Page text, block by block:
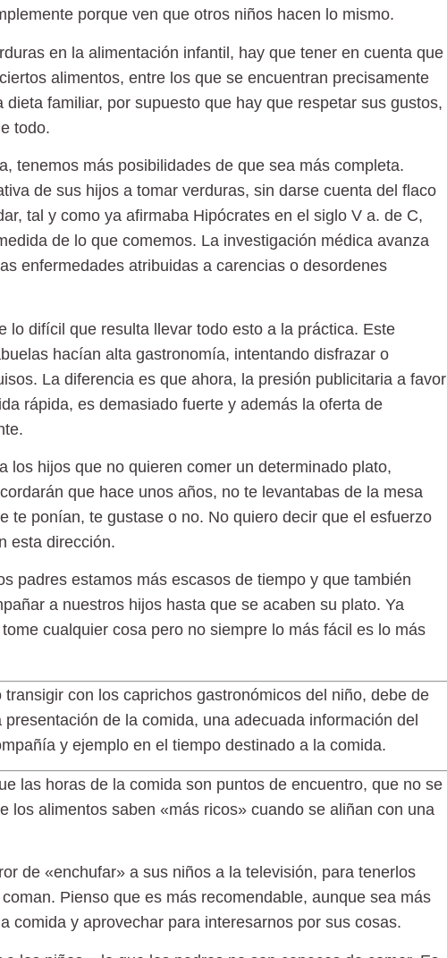
porque ven que otros niños hacen lo mismo.
en la alimentación infantil, hay que tener en cuenta que
alimentos, entre los que se encuentran precisamente
familiar, por supuesto que hay que respetar sus gustos,
todo.
tenemos más posibilidades de que sea más completa.
de sus hijos a tomar verduras, sin darse cuenta del flaco
tal y como ya afirmaba Hipócrates en el siglo V a. de C,
de lo que comemos. La investigación médica avanza
enfermedades atribuidas a carencias o desordenes
lo difícil que resulta llevar todo esto a la práctica. Este
hacían alta gastronomía, intentando disfrazar o
La diferencia es que ahora, la presión publicitaria a favor
rápida, es demasiado fuerte y además la oferta de
los hijos que no quieren comer un determinado plato,
que hace unos años, no te levantabas de la mesa
te ponían, te gustase o no. No quiero decir que el esfuerzo
esta dirección.
padres estamos más escasos de tiempo y que también
a nuestros hijos hasta que se acaben su plato. Ya
cualquier cosa pero no siempre lo más fácil es lo más
con los caprichos gastronómicos del niño, debe de
de la comida, una adecuada información del
y ejemplo en el tiempo destinado a la comida.
las horas de la comida son puntos de encuentro, que no se
los alimentos saben «más ricos» cuando se aliñan con una
de «enchufar» a sus niños a la televisión, para tenerlos
Pienso que es más recomendable, aunque sea más
comida y aprovechar para interesarnos por sus cosas.